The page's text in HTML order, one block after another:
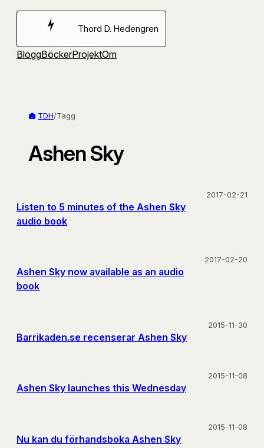
Hoppa
Thord D. Hedengren
BloggBöckerProjektOm
TDH/Tagg
Ashen Sky
Listen to 5 minutes of the Ashen Sky
audio book
2017-02-21
Ashen Sky now available as an audio
book
2017-02-20
Barrikaden.se recenserar Ashen Sky
2015-11-30
Ashen Sky launches this Wednesday
2015-11-08
Nu kan du förhandsboka Ashen Sky
2015-11-08